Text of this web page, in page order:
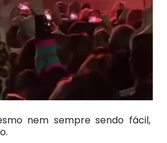
nem sempre sendo fácil,